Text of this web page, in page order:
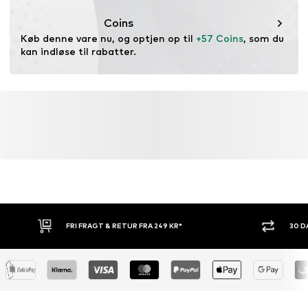
Coins
Køb denne vare nu, og optjen op til +57 Coins, som du
kan indløse til rabatter.
FRI FRAGT & RETUR FRA 249 KR* 30